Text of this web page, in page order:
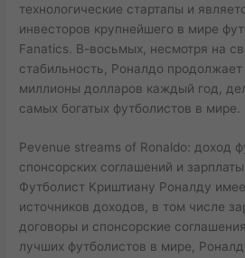
технологические стартапы и
инвесторов крупнейшего в мире
Fanatics. В-восьмых, несмотря на
стабильность, Роналдо продолжает
миллионы долларов каждый год,
самых богатых футболистов в мире.
Реvenue streams of Ronaldo: доход
спонсорских соглашений и зарплаты
Футболист Криштиану Роналду
источников доходов, в том числе
договоры и спонсорские
лучших футболистов в мире,